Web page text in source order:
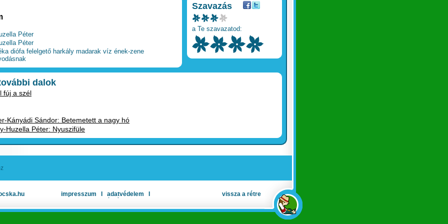
Péter
Péter
diófa felelgető harkály madarak víz ének-zene
Szavazás
a Te szavazatod:
dalok
fúj a szél
Kányádi Sándor: Betemetett a nagy hó
Huzella Péter: Nyuszifüle
impresszum adatvédelem vissza a rétre